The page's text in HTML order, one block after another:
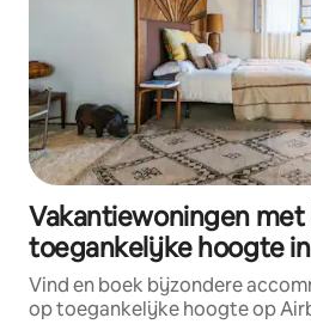
Vakantiewoningen
toegankelijke hoogte
Vind en boek bijzondere
op toegankelijke hoogte op